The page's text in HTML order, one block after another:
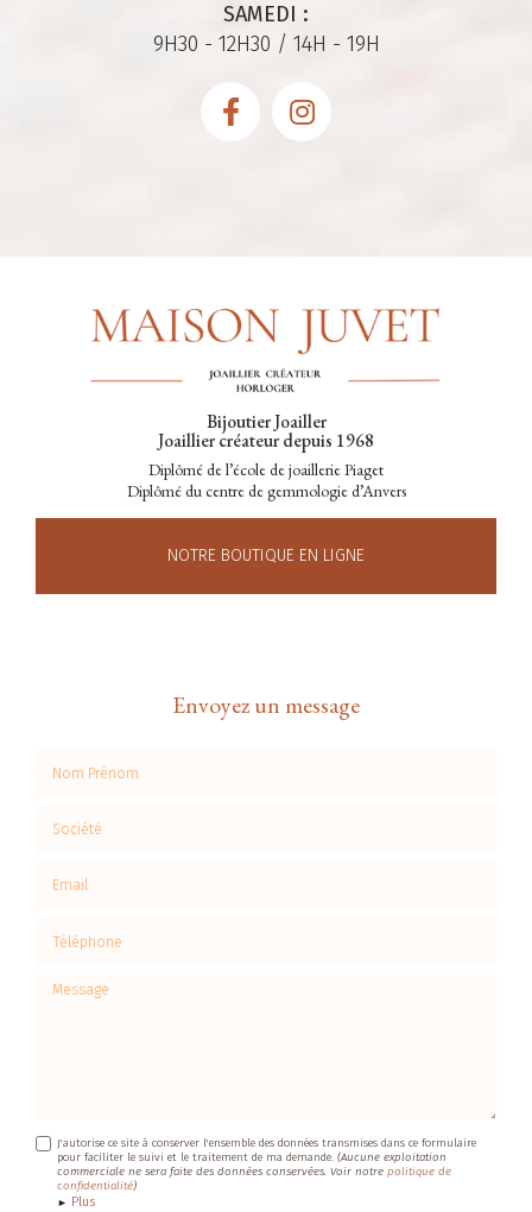
SAMEDI :
9H30 - 12H30 / 14H - 19H
Bijoutier Joailler
Joaillier créateur depuis 1968
Diplômé de l’école de joaillerie Piaget
Diplômé du centre de gemmologie d’Anvers
NOTRE BOUTIQUE EN LIGNE
Envoyez un message
Message
J'autorise ce site à conserver l'ensemble des données transmises dans ce formulaire
pour faciliter le suivi et le traitement de ma demande.(Aucune exploitation
commerciale ne sera faite des données conservées. Voir notrepolitique de
confidentialité)
Plus